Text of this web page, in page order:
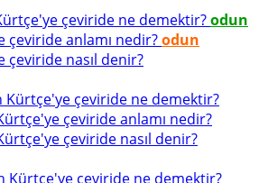
çeviride ne demektir?odun
anlamı nedir?odun
nasıl denir?
Kürtçe'ye çeviride ne demektir?
çeviride anlamı nedir?
çeviride nasıl denir?
Kürtçe'ye çeviride ne demektir?